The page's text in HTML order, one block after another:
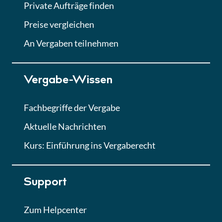
Lektion 6
Abgabe von Angeboten
Lektion
Lektion 7
Finales Quiz
Private Aufträge finden
Preise vergleichen
An Vergaben teilnehmen
Vergabe-Wissen
Fachbegriffe der Vergabe
Aktuelle Nachrichten
Kurs: Einführung ins Vergaberecht
Support
Zum Helpcenter